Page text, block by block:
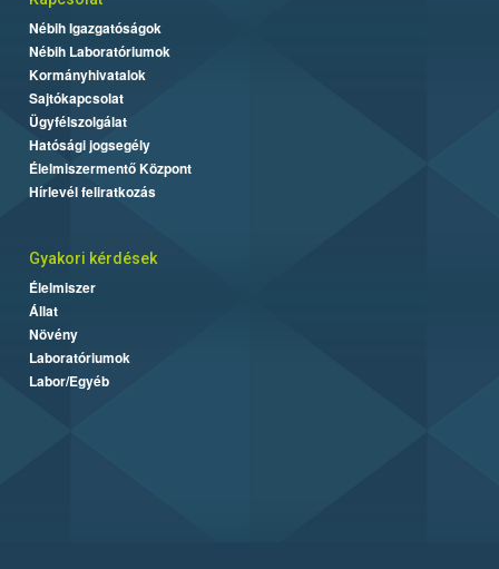
Nébih Igazgatóságok
Nébih Laboratóriumok
Kormányhivatalok
Sajtókapcsolat
Ügyfélszolgálat
Hatósági jogsegély
Élelmiszermentő Központ
Hírlevél feliratkozás
Gyakori kérdések
Élelmiszer
Állat
Növény
Laboratóriumok
Labor/Egyéb